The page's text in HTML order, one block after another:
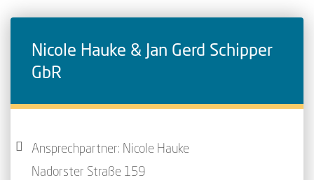
Nicole Hauke & Jan Gerd Schipper
GbR
Ansprechpartner: Nicole Hauke
Nadorster Straße 159